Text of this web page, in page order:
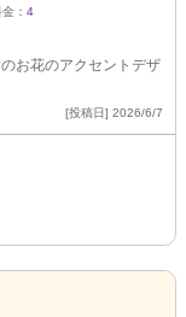
： 4
お花のアクセントデザ
[投稿日] 2026/6/7